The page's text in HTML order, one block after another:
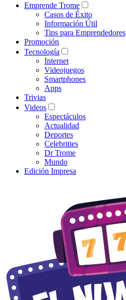
Emprende Trome
Casos de Éxito
Información Útil
Tips para Emprendedores
Promoción
Tecnología
Internet
Videojuegos
Smartphones
Apps
Trivias
Videos
Espectáculos
Actualidad
Deportes
Celebrities
Dr Trome
Mundo
Edición Impresa